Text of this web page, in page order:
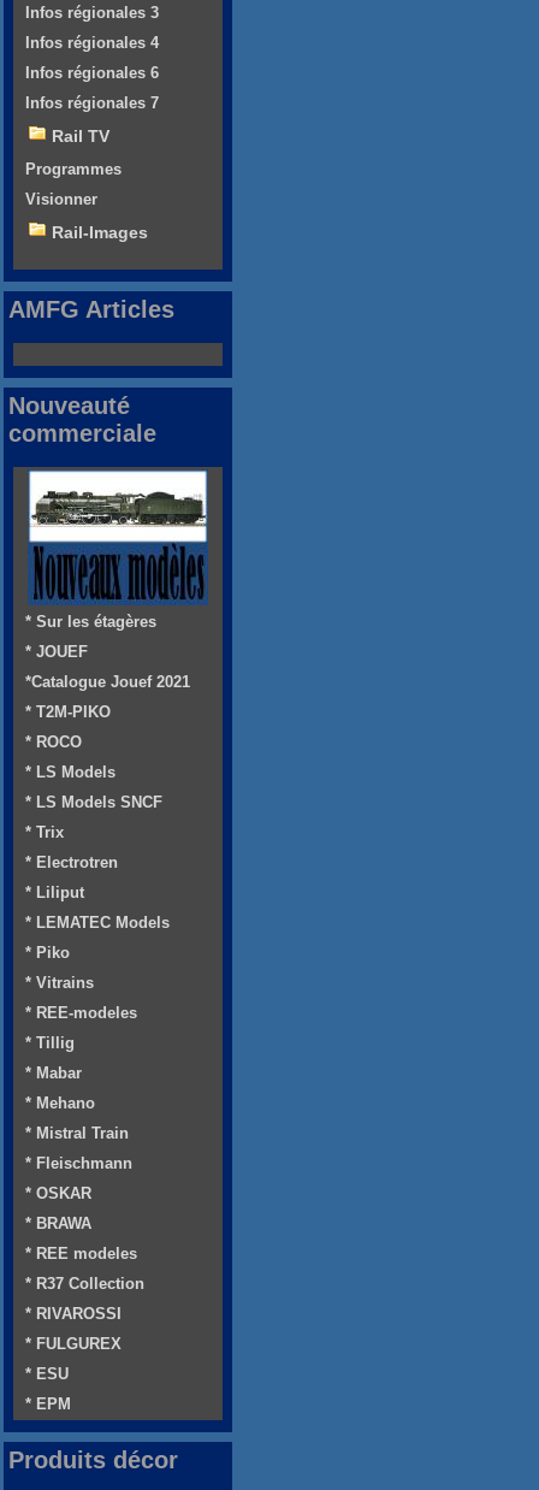
Infos régionales 3
Infos régionales 4
Infos régionales 6
Infos régionales 7
Rail TV
Programmes
Visionner
Rail-Images
AMFG Articles
Nouveauté
commerciale
* Sur les étagères
* JOUEF
*Catalogue Jouef 2021
* T2M-PIKO
* ROCO
* LS Models
* LS Models SNCF
* Trix
* Electrotren
* Liliput
* LEMATEC Models
* Piko
* Vitrains
* REE-modeles
* Tillig
* Mabar
* Mehano
* Mistral Train
* Fleischmann
* OSKAR
* BRAWA
* REE modeles
* R37 Collection
* RIVAROSSI
* FULGUREX
* ESU
* EPM
Produits décor